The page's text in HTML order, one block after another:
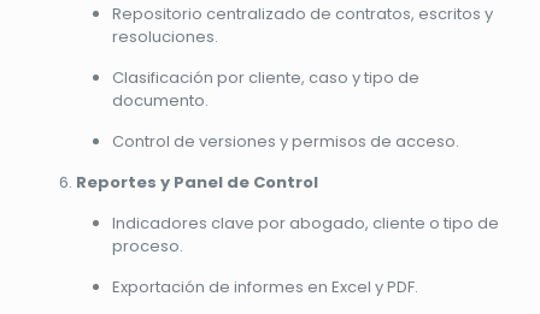
Repositorio centralizado de contratos, escritos y
resoluciones.
Clasificación por cliente, caso y tipo de
documento.
Control de versiones y permisos de acceso.
Reportes y Panel de Control
Indicadores clave por abogado, cliente o tipo de
proceso.
Exportación de informes en Excel y PDF.